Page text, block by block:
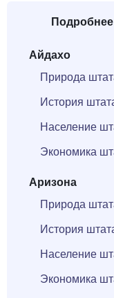
Айдахо
Природа
История
Население
Экономика
Аризона
Природа
История
Население
Экономика